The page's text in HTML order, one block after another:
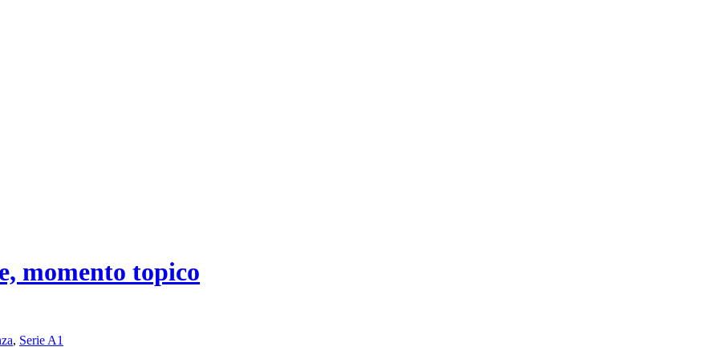
momento topico
, Serie A1